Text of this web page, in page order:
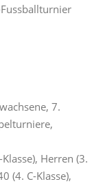
7.
Herren (3.
(4. C-Klasse),